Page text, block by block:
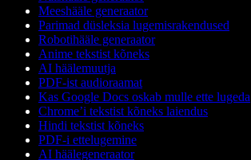
Meeshääle generaator
Parimad düsleksia lugemisrakendused
Robotihääle generaator
Anime tekstist kõneks
AI häälemuutja
PDF-ist audioraamat
Kas Google Docs oskab mulle ette lugeda
Chrome’i tekstist kõneks laiendus
Hindi tekstist kõneks
PDF-i ettelugemine
AI häälegeneraator